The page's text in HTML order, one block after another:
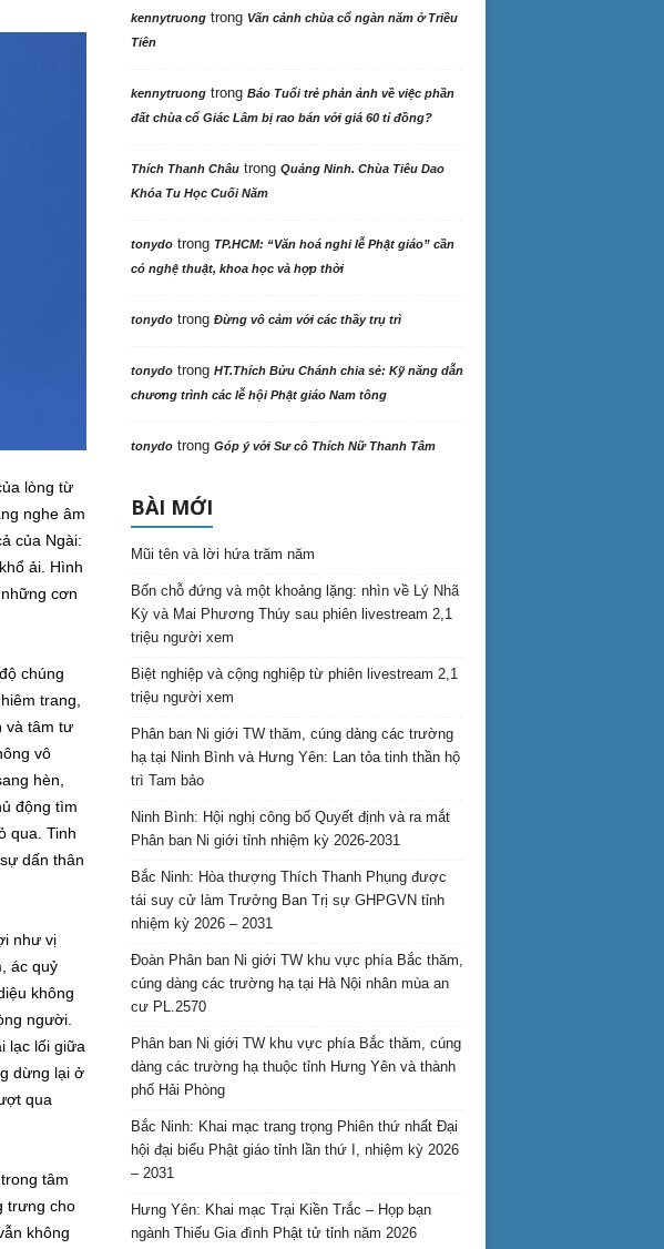
lòng từ
nghe âm
của Ngài:
ải. Hình
cơn
chúng
trang,
và tâm tư
vô
hèn,
động tìm
qua. Tinh
dấn thân
như vị
ác quỷ
không
người.
lạc lối giữa
dừng lại ở
qua
tâm
trưng cho
không
kennytruongtrong Vãn cảnh chùa cổ ngàn năm ở Triều
Tiên
kennytruongtrong Báo Tuổi trẻ phản ảnh về việc phần
đất chùa cổ Giác Lâm bị rao bán với giá 60 tỉ đồng?
Thích Thanh Châutrong Quảng Ninh. Chùa Tiêu Dao
Khóa Tu Học Cuối Năm
tonydotrong TP.HCM: “Văn hoá nghi lễ Phật giáo” cần
có nghệ thuật, khoa học và hợp thời
tonydotrong Đừng vô cảm với các thầy trụ trì
tonydotrong HT.Thích Bửu Chánh chia sẻ: Kỹ năng dẫn
chương trình các lễ hội Phật giáo Nam tông
tonydotrong Góp ý với Sư cô Thích Nữ Thanh Tâm
BÀI MỚI
Mũi tên và lời hứa trăm năm
Bốn chỗ đứng và một khoảng lặng: nhìn về Lý Nhã
Kỳ và Mai Phương Thúy sau phiên livestream 2,1
triệu người xem
Biệt nghiệp và cộng nghiệp từ phiên livestream 2,1
triệu người xem
Phân ban Ni giới TW thăm, cúng dàng các trường
hạ tại Ninh Bình và Hưng Yên: Lan tỏa tinh thần hộ
trì Tam bảo
Ninh Bình: Hội nghị công bố Quyết định và ra mắt
Phân ban Ni giới tỉnh nhiệm kỳ 2026-2031
Bắc Ninh: Hòa thượng Thích Thanh Phụng được
tái suy cử làm Trưởng Ban Trị sự GHPGVN tỉnh
nhiệm kỳ 2026 – 2031
Đoàn Phân ban Ni giới TW khu vực phía Bắc thăm,
cúng dàng các trường hạ tại Hà Nội nhân mùa an
cư PL.2570
Phân ban Ni giới TW khu vực phía Bắc thăm, cúng
dàng các trường hạ thuộc tỉnh Hưng Yên và thành
phố Hải Phòng
Bắc Ninh: Khai mạc trang trọng Phiên thứ nhất Đại
hội đại biểu Phật giáo tỉnh lần thứ I, nhiệm kỳ 2026
– 2031
Hưng Yên: Khai mạc Trại Kiền Trắc – Họp bạn
ngành Thiếu Gia đình Phật tử tỉnh năm 2026